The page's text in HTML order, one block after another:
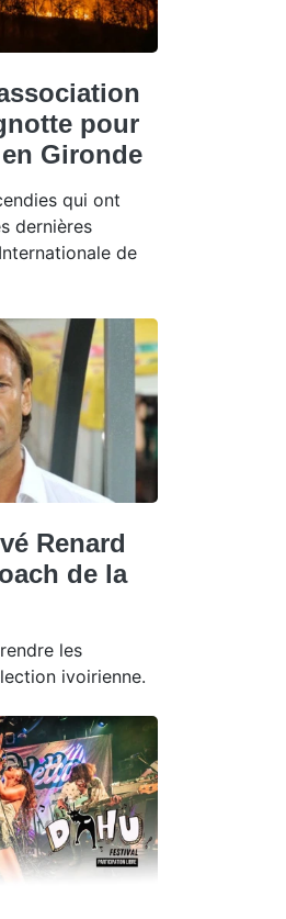
pour
Gironde
qui ont
dernières
de
Renard
de la
les
ivoirienne.